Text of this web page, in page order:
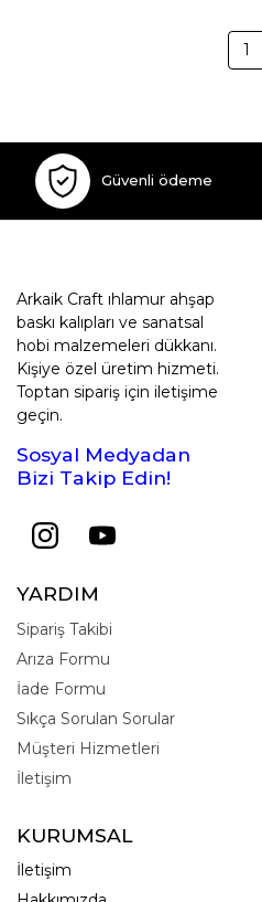
1
Güvenli ödeme
Arkaik Craft ıhlamur ahşap
baskı kalıpları ve sanatsal
hobi malzemeleri dükkanı.
Kişiye özel üretim hizmeti.
Toptan sipariş için iletişime
geçin.
Sosyal Medyadan
Bizi Takip Edin!
YARDIM
Sipariş Takibi
Arıza Formu
İade Formu
Sıkça Sorulan Sorular
Müşteri Hizmetleri
İletişim
KURUMSAL
İletişim